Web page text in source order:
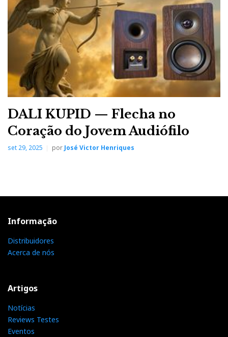
DALI KUPID — Flecha no
Coração do Jovem Audiófilo
set 29, 2025 porJosé Victor Henriques
Informação
Distribuidores
Acerca de nós
Artigos
Notícias
Reviews Testes
Eventos